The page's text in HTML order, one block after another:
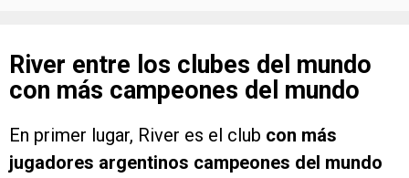
River entre los clubes del mundo
con más campeones del mundo
En primer lugar, River es el club con más
jugadores argentinos campeones del mundo